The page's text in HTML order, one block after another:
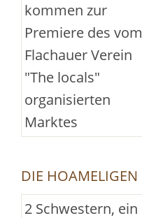
kommen zur
Premiere des vom
Flachauer Verein
"The locals"
organisierten
Marktes
DIE HOAMELIGEN
2 Schwestern, ein